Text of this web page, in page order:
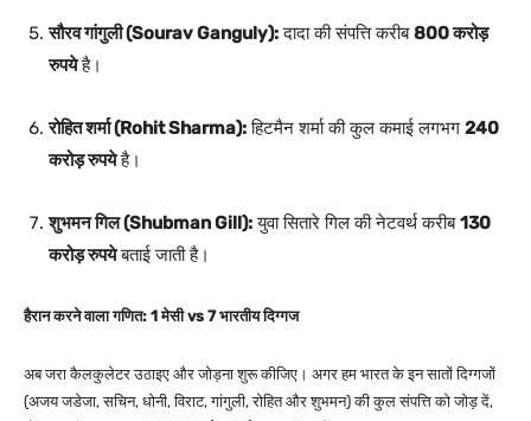
सौरव गांगुली (Sourav Ganguly):दादा की संपत्ति करीब800 करोड़
रुपयेहै।
रोहित शर्मा (Rohit Sharma):हिटमैन शर्मा की कुल कमाई लगभग 240
करोड़ रुपयेहै।
शुभमन गिल (Shubman Gill):युवा सितारे गिल की नेटवर्थ करीब130
करोड़ रुपयेबताई जाती है।
हैरान करने वाला गणित: 1 मेसी vs 7 भारतीय दिग्गज
अब जरा कैलकुलेटर उठाइए और जोड़ना शुरू कीजिए। अगर हम भारत के इन सातों दिग्गजों
(अजय जडेजा, सचिन, धोनी, विराट, गांगुली, रोहित और शुभमन) की कुल संपत्ति को जोड़ दें,